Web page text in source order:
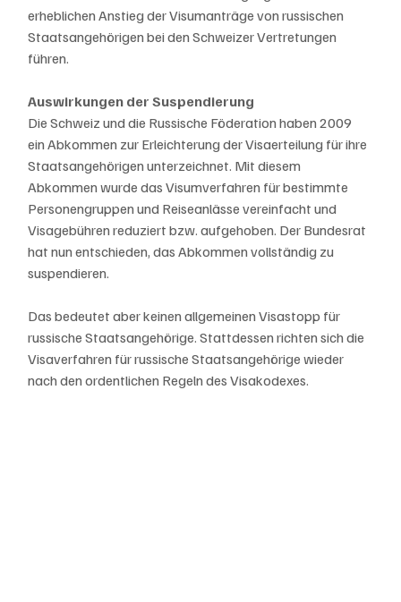
erheblichen Anstieg der Visumanträge von russischen
Staatsangehörigen bei den Schweizer Vertretungen
führen.
Auswirkungen der Suspendierung
Die Schweiz und die Russische Föderation haben 2009
ein Abkommen zur Erleichterung der Visaerteilung für ihre
Staatsangehörigen unterzeichnet. Mit diesem
Abkommen wurde das Visumverfahren für bestimmte
Personengruppen und Reiseanlässe vereinfacht und
Visagebühren reduziert bzw. aufgehoben. Der Bundesrat
hat nun entschieden, das Abkommen vollständig zu
suspendieren.
Das bedeutet aber keinen allgemeinen Visastopp für
russische Staatsangehörige. Stattdessen richten sich die
Visaverfahren für russische Staatsangehörige wieder
nach den ordentlichen Regeln des Visakodexes.